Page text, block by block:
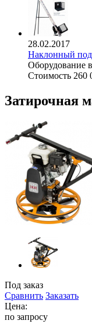
28.02.2017
Наклонный
Оборудование
Стоимость 260
Затирочная
Под заказ
Сравнить Заказать
Цена:
по запросу